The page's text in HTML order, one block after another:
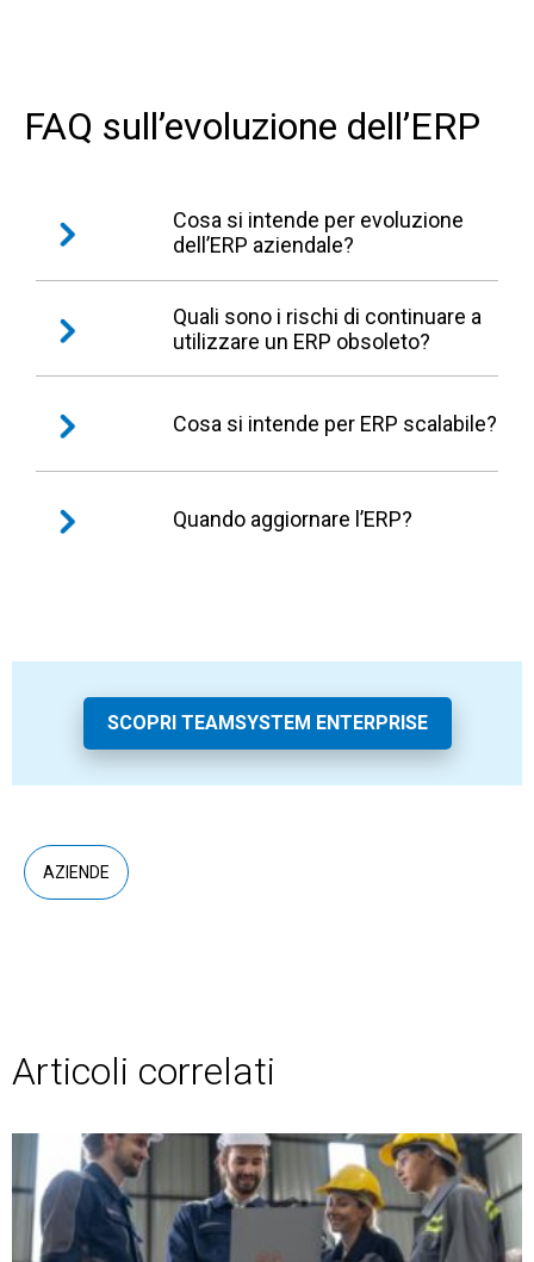
FAQ sull’evoluzione dell’ERP
Cosa si intende per evoluzione
dell’ERP aziendale?
È il processo di aggiornamento, integrazione o
sostituzione dell’ERP per mantenerlo allineato
Quali sono i rischi di continuare a
utilizzare un ERP obsoleto?
difficoltà di integrazione e perdita di
Cosa si intende per ERP scalabile?
adattarsi alla crescita aziendale, supportando
Quando aggiornare l’ERP?
SCOPRI TEAMSYSTEM ENTERPRISE
AZIENDE
Articoli correlati